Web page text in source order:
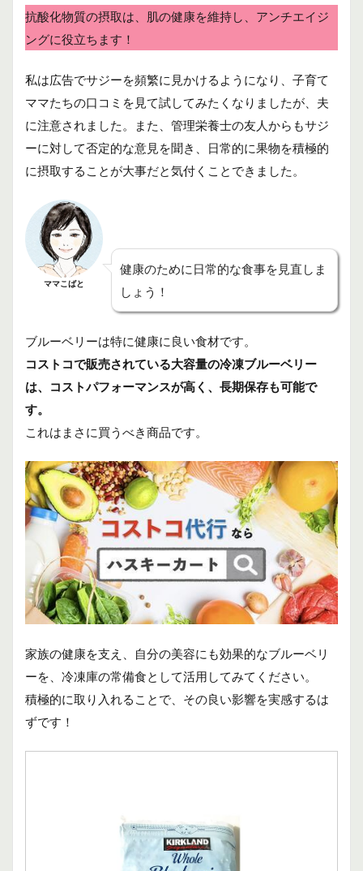
抗酸化物質の摂取は、肌の健康を維持し、アンチエイジ
ングに役立ちます！
私は広告でサジーを頻繁に見かけるようになり、子育て
ママたちの口コミを見て試してみたくなりましたが、夫
に注意されました。また、管理栄養士の友人からもサジ
ーに対して否定的な意見を聞き、日常的に果物を積極的
に摂取することが大事だと気付くことできました。
ママこばと
健康のために日常的な食事を見直しま
しょう！
ブルーベリーは特に健康に良い食材です。
コストコで販売されている大容量の冷凍ブルーベリー
は、コストパフォーマンスが高く、長期保存も可能で
す。
これはまさに買うべき商品です。
家族の健康を支え、自分の美容にも効果的なブルーベリ
ーを、冷凍庫の常備食として活用してみてください。
積極的に取り入れることで、その良い影響を実感するは
ずです！